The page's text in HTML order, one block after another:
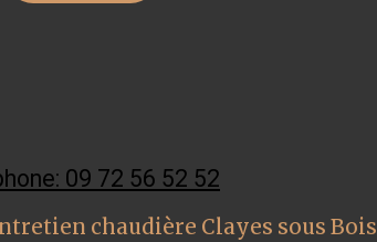
09 72 56 52 52
chaudière Clayes sous Bois